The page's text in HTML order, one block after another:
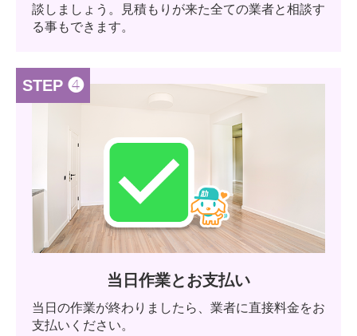
談しましょう。見積もりが来た全ての業者と相談す
る事もできます。
STEP ❹
当日作業とお支払い
当日の作業が終わりましたら、業者に直接料金をお
支払いください。